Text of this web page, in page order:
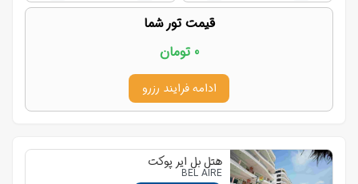
قیمت تور شما
0 تومان
ادامه فرایند رزرو
هتل بل ایر پوکت
BEL AIRE